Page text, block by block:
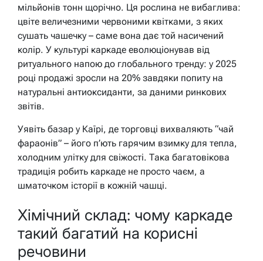
мільйонів тонн щорічно. Ця рослина не вибаглива:
цвіте величезними червоними квітками, з яких
сушать чашечку – саме вона дає той насичений
колір. У культурі каркаде еволюціонував від
ритуального напою до глобального тренду: у 2025
році продажі зросли на 20% завдяки попиту на
натуральні антиоксиданти, за даними ринкових
звітів.
Уявіть базар у Каїрі, де торговці вихваляють “чай
фараонів” – його п’ють гарячим взимку для тепла,
холодним улітку для свіжості. Така багатовікова
традиція робить каркаде не просто чаєм, а
шматочком історії в кожній чашці.
Хімічний склад: чому каркаде
такий багатий на корисні
речовини